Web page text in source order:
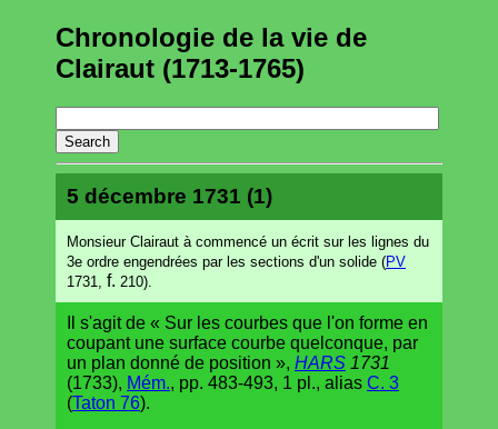
Chronologie de la vie de
Clairaut (1713-1765)
5 décembre 1731 (1)
Monsieur Clairaut à commencé un écrit sur les lignes du
3e ordre engendrées par les sections d'un solide (PV
1731,
f. 210).
Il s'agit de « Sur les courbes que l'on forme en
coupant une surface courbe quelconque, par
un plan donné de position », HARS 1731
(1733), Mém., pp. 483-493, 1 pl., alias C. 3
(Taton 76).